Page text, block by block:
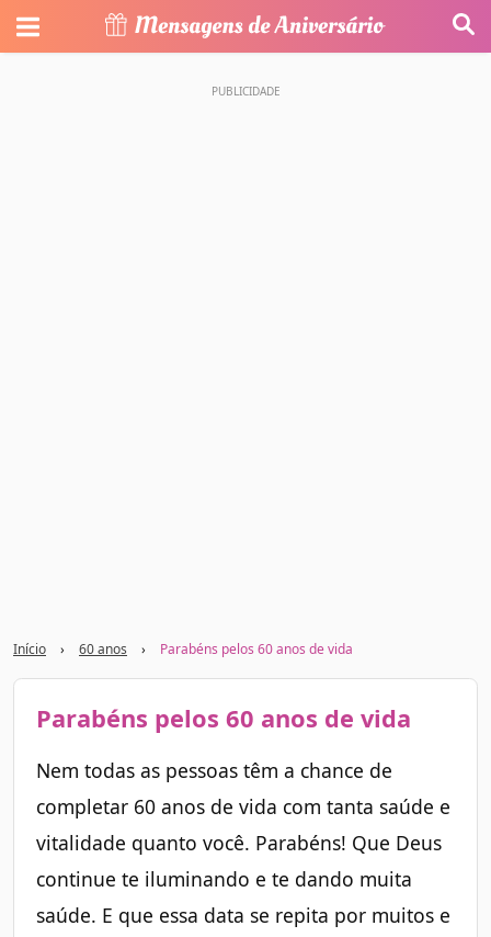
Início › 60 anos › Parabéns pelos 60 anos de vida
Parabéns pelos 60 anos de vida
Nem todas as pessoas têm a chance de
completar 60 anos de vida com tanta saúde e
vitalidade quanto você. Parabéns! Que Deus
continue te iluminando e te dando muita
saúde. E que essa data se repita por muitos e